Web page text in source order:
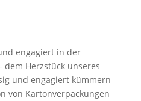
engagiert in der
dem Herzstück unseres
und engagiert kümmern
von Kartonverpackungen